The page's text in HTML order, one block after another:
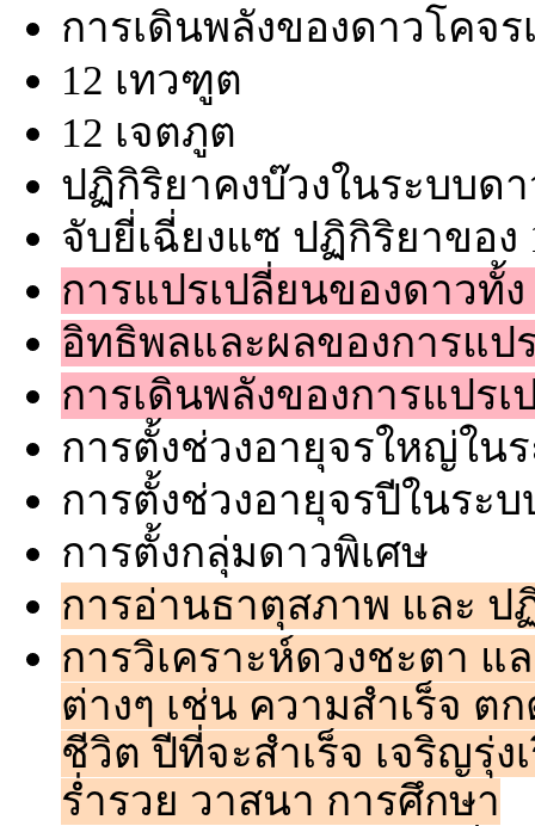
การเดินพลังของดาวโคจร
12 เทวฑูต
12 เจตภูต
ปฏิกิริยาคงบ๊วงในระบบด
จับยี่เฉี่ยงแซ ปฏิกิริยาของ
การแปรเปลี่ยนของดาวทั้ง
อิทธิพลและผลของการแป
การเดินพลังของการแปร
การตั้งช่วงอายุจรใหญ่ใน
การตั้งช่วงอายุจรปีในระ
การตั้งกลุ่มดาวพิเศษ
การอ่านธาตุสภาพ และ ป
การวิเคราะห์ดวงชะตา แ
ต่างๆ เช่น ความสำเร็จ
ชีวิต ปีที่จะสำเร็จ เจริญรุ่
ร่ำรวย วาสนา การศึกษา